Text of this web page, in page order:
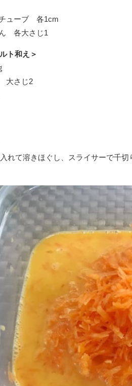
ューブ 各1cm
各大さじ1
ト和え＞
大さじ2
れて溶きほぐし、スライサーで千